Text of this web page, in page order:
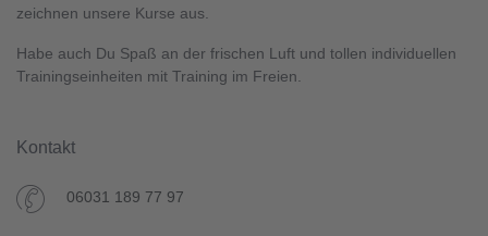
zeichnen unsere Kurse aus.
Habe auch Du Spaß an der frischen Luft und tollen individuellen
Trainingseinheiten mit Training im Freien.
Kontakt
06031 189 77 97